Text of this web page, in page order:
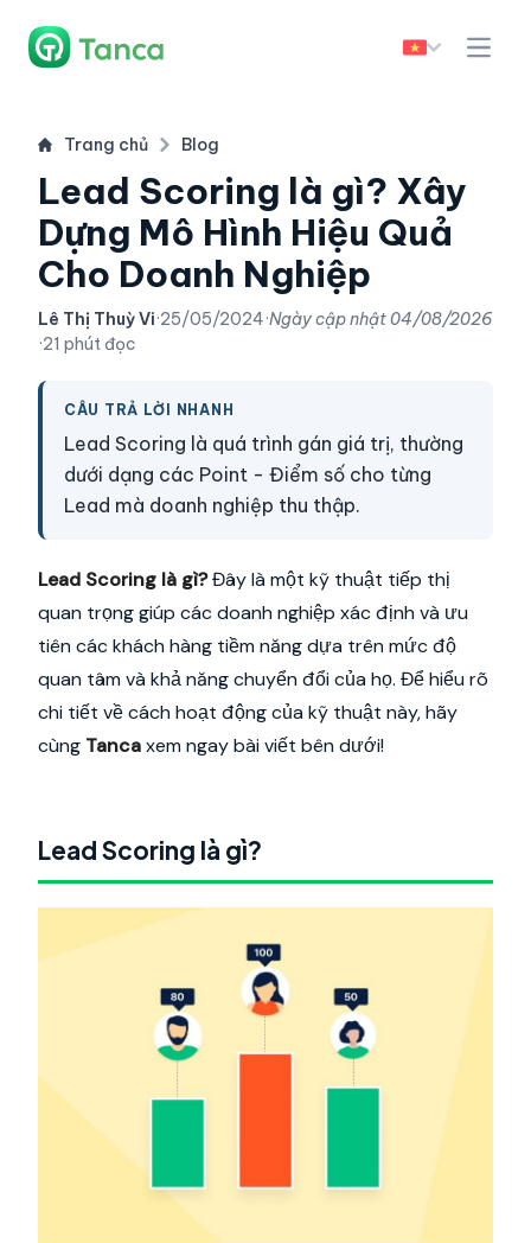
Trang chủ Blog
Lead Scoring là gì? Xây
Dựng Mô Hình Hiệu Quả
Cho Doanh Nghiệp
Lê Thị Thuỳ Vi·25/05/2024·Ngày cập nhật04/08/2026
·21 phút đọc
CÂU TRẢ LỜI NHANH
Lead Scoring là quá trình gán giá trị, thường
dưới dạng các Point - Điểm số cho từng
Lead mà doanh nghiệp thu thập.
Lead Scoring là gì?Đây là một kỹ thuật tiếp thị
quan trọng giúp các doanh nghiệp xác định và ưu
tiên các khách hàng tiềm năng dựa trên mức độ
quan tâm và khả năng chuyển đổi của họ. Để hiểu rõ
chi tiết về cách hoạt động của kỹ thuật này, hãy
cùng Tancaxem ngay bài viết bên dưới!
Lead Scoring là gì?